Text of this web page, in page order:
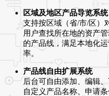
区域及地区产品导览系统
支持按区域（省/市/区）
用户查找所在地的资产
的产品线，满足本地化
率。
产品线自由扩展系统
后台可自由添加、编辑
自定义产品名称、申请